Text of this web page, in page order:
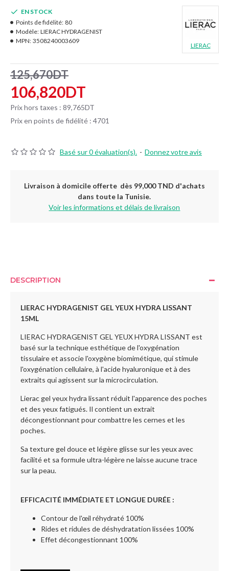
Basé sur 0 évaluation(s). - Donnez votre avis
106,820DT
125,670DT
Prix hors taxes : 89,765DT
Prix en points de fidélité : 4701
EN STOCK
Points de fidélité: 80
Modèle: LIERAC HYDRAGENIST
MPN: 3508240003609
LIERAC
Livraison à domicile offerte dès 99,000 TND d'achats
dans toute la Tunisie.
Voir les informations et délais de livraison
DESCRIPTION
LIERAC HYDRAGENIST GEL YEUX HYDRA LISSANT
15ML
LIERAC HYDRAGENIST GEL YEUX HYDRA LISSANT est
basé sur la technique esthétique de l'oxygénation
tissulaire et associe l'oxygène biomimétique, qui stimule
l'oxygénation cellulaire, à l'acide hyaluronique et à des
extraits qui agissent sur la microcirculation.
Lierac gel yeux hydra lissant réduit l'apparence des poches
et des yeux fatigués. Il contient un extrait
décongestionnant pour combattre les cernes et les
poches.
Sa texture gel douce et légère glisse sur les yeux avec
facilité et sa formule ultra-légère ne laisse aucune trace
sur la peau.
EFFICACITÉ IMMÉDIATE ET LONGUE DURÉE :
Contour de l'œil réhydraté 100%
Rides et ridules de déshydratation lissées 100%
Effet décongestionnant 100%